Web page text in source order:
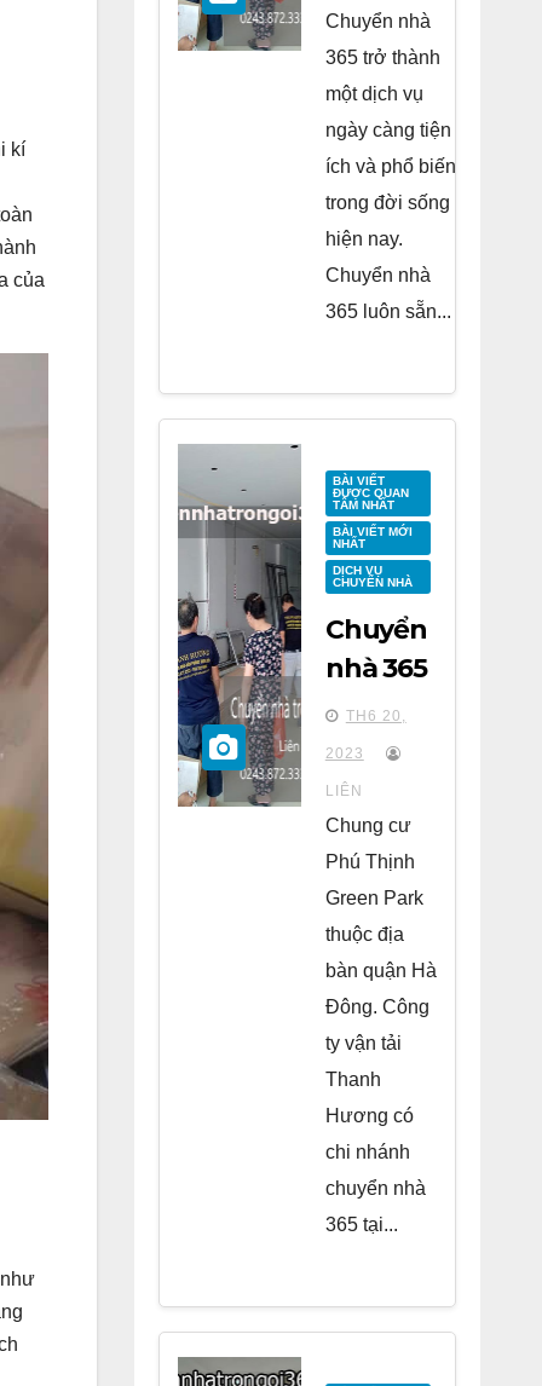
kí
của
Residence
Tố Hữu
Chuyển nhà
365 trở thành
một dịch vụ
ngày càng tiện
ích và phổ biến
trong đời sống
hiện nay.
Chuyển nhà
365 luôn sẵn...
BÀI VIẾT
ĐƯỢC QUAN
TÂM NHẤT
BÀI VIẾT MỚI
NHẤT
DỊCH VỤ
CHUYỂN NHÀ
Chuyển
nhà 365
tại
chung
cư Phú
Thịnh
Green
Park Hà
Đông
TH6 20,
2023
LIÊN
Chung cư
Phú Thịnh
Green Park
thuộc địa
bàn quận Hà
Đông. Công
ty vận tải
Thanh
Hương có
chi nhánh
chuyển nhà
365 tại...